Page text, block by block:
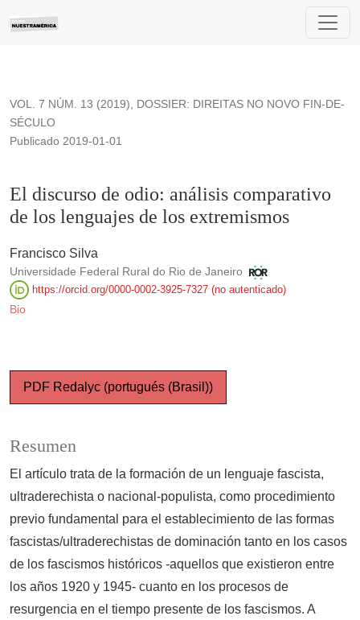
El discurso de odio: análisis comparativo de los lenguajes
VOL. 7 NÚM. 13 (2019), DOSSIER: DIREITAS NO NOVO FIN-DE-
SÉCULO
El discurso de odio: análisis comparativo
de los lenguajes de los extremismos
Publicado 2019-01-01
Francisco Silva
Universidade Federal Rural do Rio de Janeiro
https://orcid.org/0000-0002-3925-7327 (no autenticado)
Bio
PDF Redalyc (portugués (Brasil))
Resumen
El artículo trata de la formación de un lenguaje fascista,
ultraderechista o nacional-populista, como procedimiento
previo fundamental para el establecimiento de las formas
fascistas/ultraderechistas de dominación tanto en los casos
de los fascismos históricos -aquellos que existieron entre
los años 1920 y 1945- cuanto en los procesos de
resurgencia en el tiempo presente de los fascismos. A